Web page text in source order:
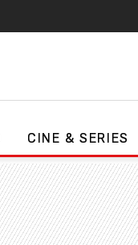
CINE & SERIES